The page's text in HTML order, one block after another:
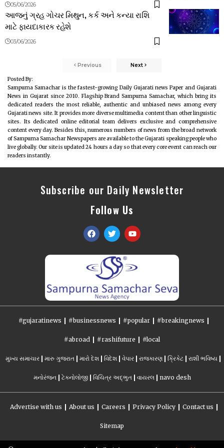
05/06/2026
આજનું ગ્રહ ગોચર મિથુન, કર્ક અને કન્યા રાશિ
માટે ફાયદાકારક રહેશે
03/06/2026
Previous Next
Posted By:
Sampurna Samachar is the fastest-growing Daily Gujarati news Paper and Gujarati
News in Gujarat since 2010. Flagship Brand Sampurna Samachar, which bring its
dedicated readers the most reliable, authentic and unbiased news among every
Gujarati news site. It provides more diverse multimedia content than other linguistic
sites. Its dedicated online editorial team delivers exclusive and comprehensive
content every day. Besides this, numerous numbers of news from the broad network
of Sampurna Samachar Newspapers are available to the Gujarati speaking people who
live globally. Our site is updated 24 hours a day so that every core event can reach our
readers instantly.
Subscribe our Daily Newsletter
Follow Us
#gujaratinews #businessnews #popular #breakingnews
#abroad #rashifuture #local
મુખ્ય સમાચાર મારુ ગુજરાત મારો દેશ વિદેશ વેપાર રાજકારણ ક્રિકેટ રાશી ભવિષ્ય
મનોરંજન ટેકનોલોજી વિચિત્ર અદ્ભુત વાયરલ navo desh
Advertise with us About us Careers Privacy Policy Contact us
Sitemap